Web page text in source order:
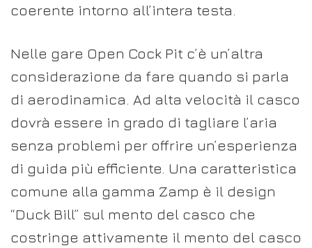
coerente intorno all’intera testa.
Nelle gare Open Cock Pit c’è un’altra
considerazione da fare quando si parla
di aerodinamica. Ad alta velocità il casco
dovrà essere in grado di tagliare l’aria
senza problemi per offrire un’esperienza
di guida più efficiente. Una caratteristica
comune alla gamma Zamp è il design
“Duck Bill” sul mento del casco che
costringe attivamente il mento del casco